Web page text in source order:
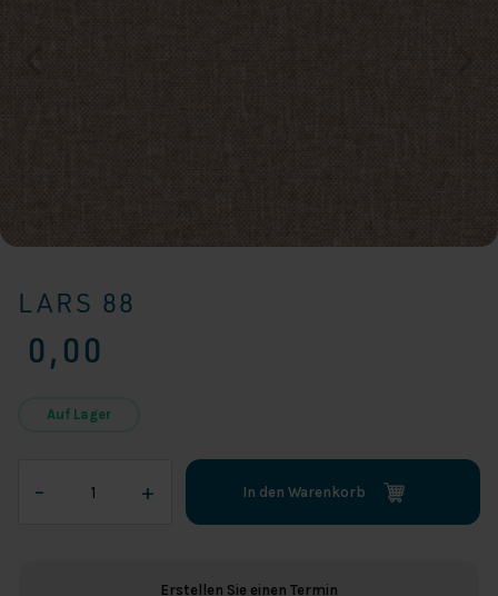
LARS 88
0,00
Auf Lager
–
88
+ In den Warenkorb
Erstellen Sie einen Termin